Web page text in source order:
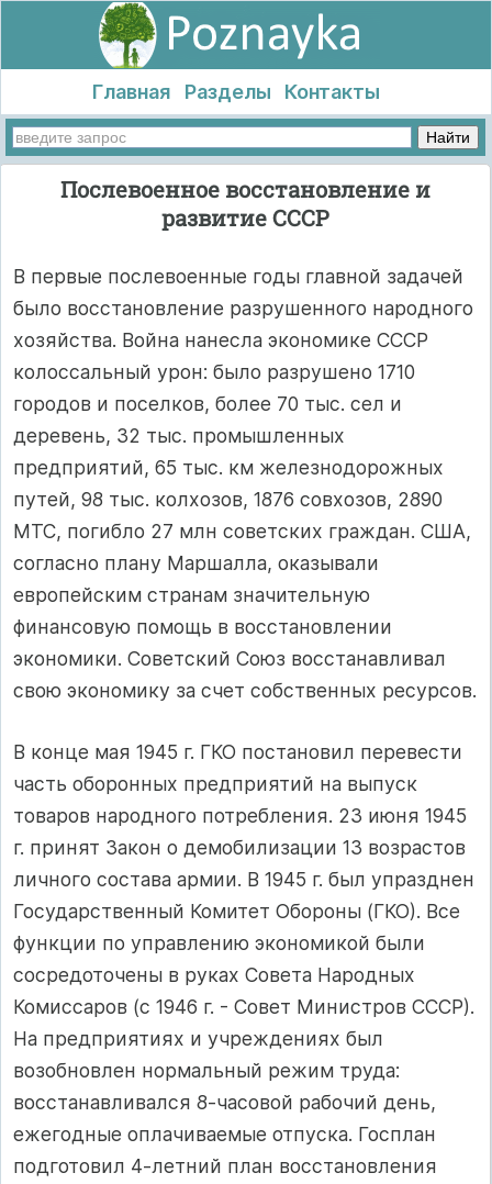
Главная Разделы Контакты
Послевоенное восстановление и
развитие СССР
В первые послевоенные годы главной задачей
было восстановление разрушенного народного
хозяйства. Война нанесла экономике СССР
колоссальный урон: было разрушено 1710
городов и поселков, более 70 тыс. сел и
деревень, 32 тыс. промышленных
предприятий, 65 тыс. км железнодорожных
путей, 98 тыс. колхозов, 1876 совхозов, 2890
МТС, погибло 27 млн советских граждан. США,
согласно плану Маршалла, оказывали
европейским странам значительную
финансовую помощь в восстановлении
экономики. Советский Союз восстанавливал
свою экономику за счет собственных ресурсов.
В конце мая 1945 г. ГКО постановил перевести
часть оборонных предприятий на выпуск
товаров народного потребления. 23 июня 1945
г. принят Закон о демобилизации 13 возрастов
личного состава армии. В 1945 г. был упразднен
Государственный Комитет Обороны (ГКО). Все
функции по управлению экономикой были
сосредоточены в руках Совета Народных
Комиссаров (с 1946 г. - Совет Министров СССР).
На предприятиях и учреждениях был
возобновлен нормальный режим труда:
восстанавливался 8-часовой рабочий день,
ежегодные оплачиваемые отпуска. Госплан
подготовил 4-летний план восстановления